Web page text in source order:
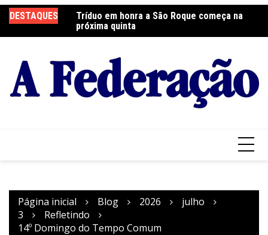
para
o
DESTAQUES
Tríduo em honra a São Roque começa na
próxima quinta
Franciscanos Seculares realizam ação
solidária
Página inicial Blog 2026
julho
3
Refletindo
14º Domingo do Tempo Comum